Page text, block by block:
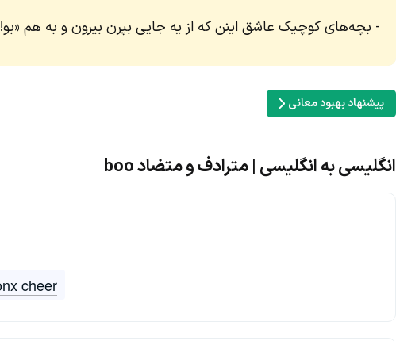
بچه‌های کوچیک عاشق اینن که از یه جایی بپرن بیرون و به هم
پیشنهاد بهبود معانی
انگلیسی به انگلیسی | مترادف و متضاد boo
cheer